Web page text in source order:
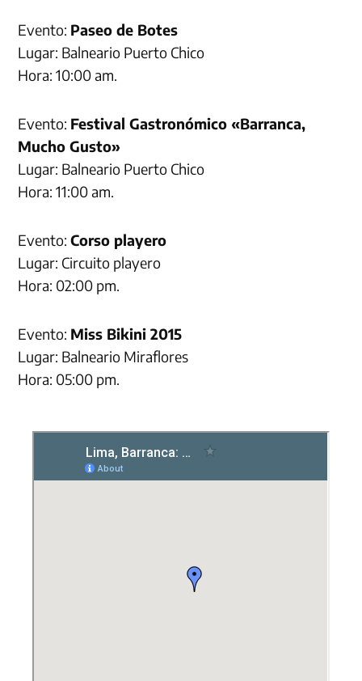
Evento: Paseo de Botes
Lugar: Balneario Puerto Chico
Hora: 10:00 am.
Evento: Festival Gastronómico «Barranca,
Mucho Gusto»
Lugar: Balneario Puerto Chico
Hora: 11:00 am.
Evento:Corso playero
Lugar: Circuito playero
Hora: 02:00 pm.
Evento: Miss Bikini 2015
Lugar: Balneario Miraflores
Hora: 05:00 pm.